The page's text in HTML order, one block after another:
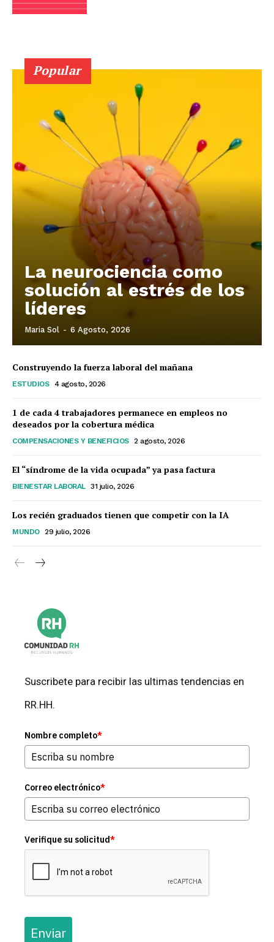
Popular
La neurociencia como
solución al estrés de los
líderes
Maria Sol - 6 Agosto, 2026
Construyendo la fuerza laboral del mañana
ESTUDIOS 4 agosto, 2026
1 de cada 4 trabajadores permanece en empleos no
deseados por la cobertura médica
COMPENSACIONES Y BENEFICIOS 2 agosto, 2026
El “síndrome de la vida ocupada” ya pasa factura
BIENESTAR LABORAL 31 julio, 2026
Los recién graduados tienen que competir con la IA
MUNDO 29 julio, 2026
Suscribete para recibir las ultimas tendencias en
RR.HH.
Nombre completo*
Correo electrónico*
Verifique su solicitud*
Enviar